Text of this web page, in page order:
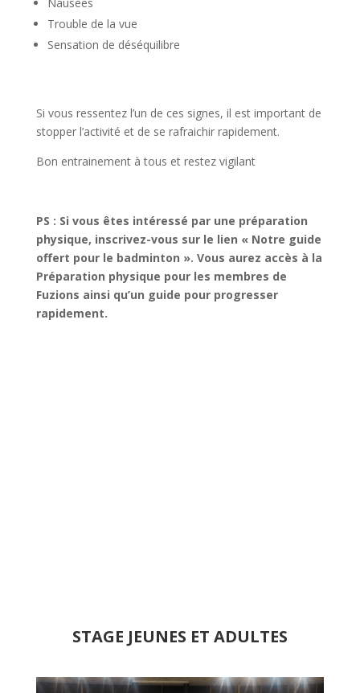
Trouble de la vue
Sensation de déséquilibre
Si vous ressentez l’un de ces signes, il est important de
stopper l’activité et de se rafraichir rapidement.
Bon entrainement à tous et restez vigilant
PS : Si vous êtes intéressé par une préparation
physique, inscrivez-vous sur le lien « Notre guide
offert pour le badminton ». Vous aurez accès à la
Préparation physique pour les membres de
Fuzions ainsi qu’un guide pour progresser
rapidement.
STAGE JEUNES ET ADULTES